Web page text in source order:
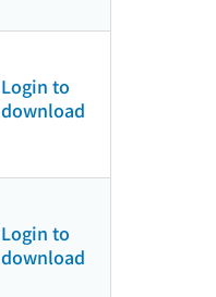
Login to
download
Login to
download